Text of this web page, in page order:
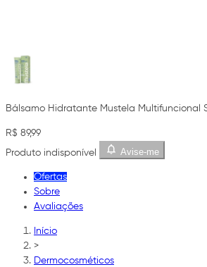
Bálsamo Hidratante Mustela Multifuncional
R$ 89,99
Produto indisponível
Avise-me
Ofertas
Sobre
Avaliações
Início
>
Dermocosméticos